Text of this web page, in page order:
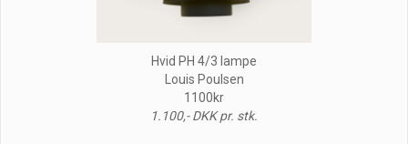
Hvid PH 4/3 lampe
Louis Poulsen
1100kr
1.100,- DKK pr. stk.